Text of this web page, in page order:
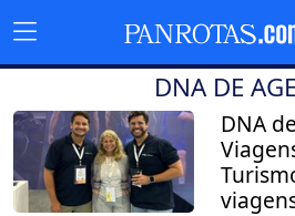
DNA DE
DNA